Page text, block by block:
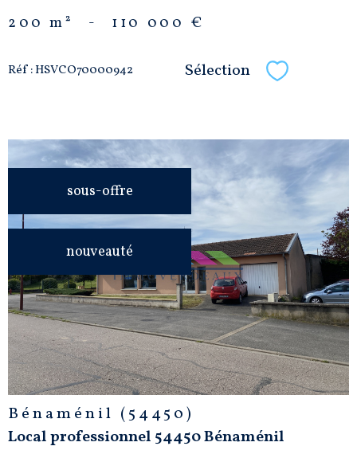
200 m² - 110 000 €
Réf : HSVCO70000942 Sélection
sous-offre
nouveauté VOIR LE
BIEN
Bénaménil (54450)
Local professionnel 54450 Bénaménil